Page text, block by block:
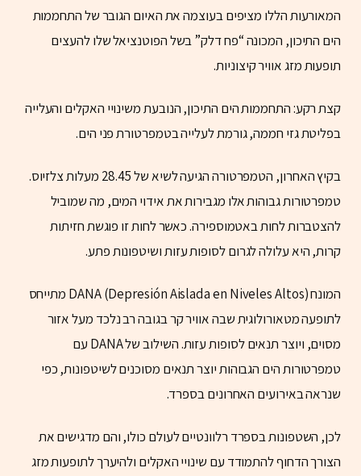
המאורעות הללו מציפים בעוצמה את האיום הגובר של התחממות
הים התיכון, המכונה “פח דלק” בשל הפוטנציאל שלו להעצים
תופעות מזג אוויר קיצוניות.
קצת רקע: התחממות הים התיכון, הנובעת משינויי האקלים והעלייה
בפליטת גזי חממה, גורמת לעלייה בטמפרטורת פני הים.
בקיץ האחרון, הטמפרטורה הגיעה לשיא של 28.45 מעלות צלזיוס.
טמפרטורות גבוהות אלו מגבירות את אידוי המים, מה שמוביל
להצטברות לחות באטמוספירה. כאשר לחות זו פוגשת חזיתות
קרות, היא עלולה לגרום לסופות עזות ושיטפונות פתע.
המונח DANA (Depresión Aislada en Niveles Altos) מתייחס
לתופעה מטאורולוגית שבה אוויר קר בגובה רב נלכד מעל אזור
מסוים, ויוצר תנאים לסופות עזות. השילוב של DANA עם
טמפרטורות הים הגבוהות יוצר תנאים מסוכנים לשיטפונות, כפי
שנראה באירועים האחרונים בספרד.
לכן, השטפונות בספרד רלוונטיים לעולם כולו, והם מדגישים את
הצורך הדחוף להתמודד עם שינויי האקלים ולהיערך לתופעות מזג